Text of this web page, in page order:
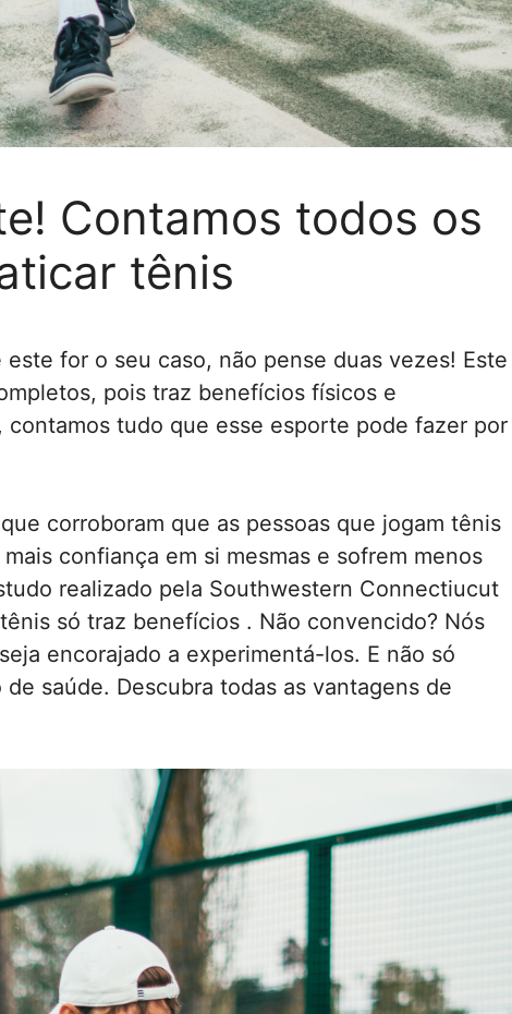
Contamos todos os
tênis
for o seu caso, não pense duas vezes! Este
pois traz benefícios físicos e
tudo que esse esporte pode fazer por
corroboram que as pessoas que jogam tênis
confiança em si mesmas e sofrem menos
realizado pela Southwestern Connectiucut
só traz benefícios . Não convencido? Nós
encorajado a experimentá-los. E não só
saúde. Descubra todas as vantagens de